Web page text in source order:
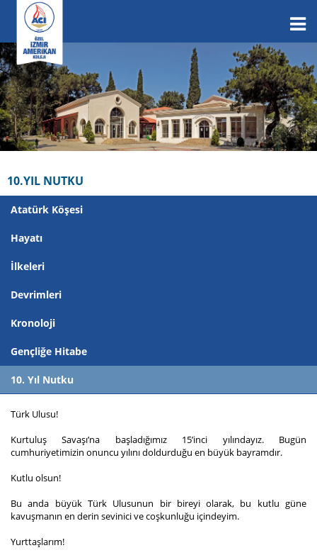
10.YIL NUTKU
Atatürk Köşesi
Hayatı
İlkeleri
Devrimleri
Kronoloji
Gençliğe Hitabe
10. Yıl Nutku
Türk Ulusu!
Kurtuluş Savaşı’na başladığımız 15’inci yılındayız. Bugün
cumhuriyetimizin onuncu yılını doldurduğu en büyük bayramdır.
Kutlu olsun!
Bu anda büyük Türk Ulusunun bir bireyi olarak, bu kutlu güne
kavuşmanın en derin sevinici ve coşkunluğu içindeyim.
Yurttaşlarım!